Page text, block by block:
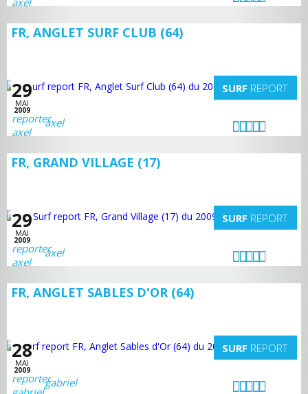
FR, ANGLET SURF CLUB (64)
29
MAI
2009
SURF REPORT
axel
FR, GRAND VILLAGE (17)
29
MAI
2009
SURF REPORT
axel
FR, ANGLET SABLES D'OR (64)
28
MAI
2009
SURF REPORT
gabriel